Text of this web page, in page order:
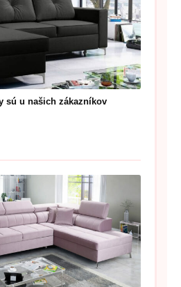
sú u našich zákazníkov